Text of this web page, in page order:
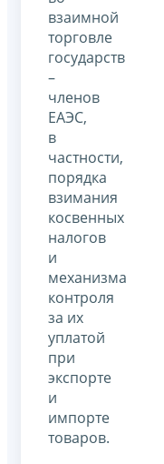
взаимной
торговле
государств
–
членов
ЕАЭС,
в
частности,
порядка
взимания
косвенных
налогов
и
механизма
контроля
за их
уплатой
при
экспорте
и
импорте
товаров.